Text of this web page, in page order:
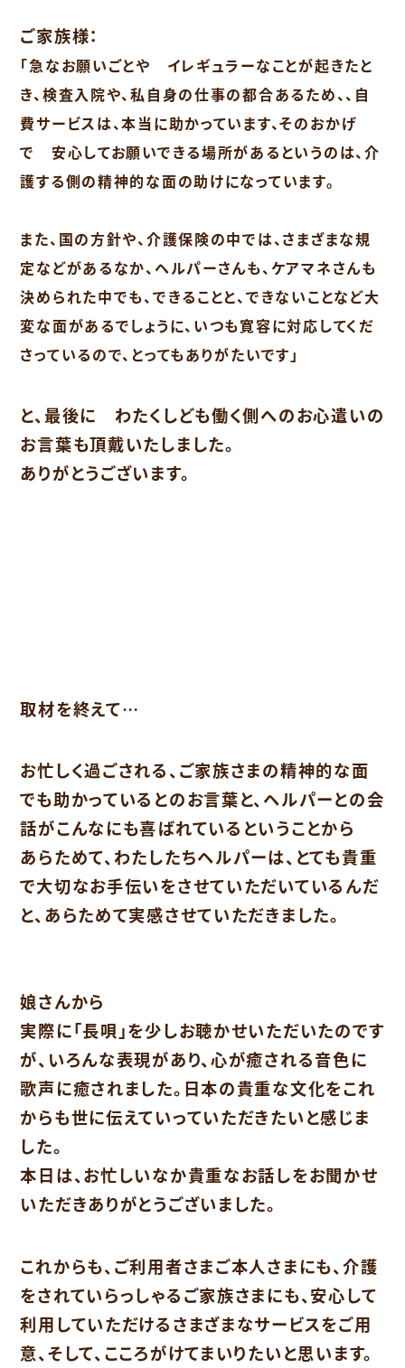
ご家族様：
「急なお願いごとや イレギュラーなことが起きたと
き、検査入院や、私自身の仕事の都合あるため、、自
費サービスは、本当に助かっています、そのおかげ
で 安心してお願いできる場所があるというのは、介
護する側の精神的な面の助けになっています。
また、国の方針や、介護保険の中では、さまざまな規
定などがあるなか、ヘルパーさんも、ケアマネさんも
決められた中でも、できることと、できないことなど大
変な面があるでしょうに、いつも寛容に対応してくだ
さっているので、とってもありがたいです」
と、最後に わたくしども働く側へのお心遣いの
お言葉も頂戴いたしました。
ありがとうございます。
取材を終えて…
お忙しく過ごされる、ご家族さまの精神的な面
でも助かっているとのお言葉と、ヘルパーとの会
話がこんなにも喜ばれているということから
あらためて、わたしたちヘルパーは、とても貴重
で大切なお手伝いをさせていただいているんだ
と、あらためて実感させていただきました。
娘さんから
実際に「長唄」を少しお聴かせいただいたのです
が、いろんな表現があり、心が癒される音色に
歌声に癒されました。日本の貴重な文化をこれ
からも世に伝えていっていただきたいと感じま
した。
本日は、お忙しいなか貴重なお話しをお聞かせ
いただきありがとうございました。
これからも、ご利用者さまご本人さまにも、介護
をされていらっしゃるご家族さまにも、安心して
利用していただけるさまざまなサービスをご用
意、そして、こころがけてまいりたいと思います。